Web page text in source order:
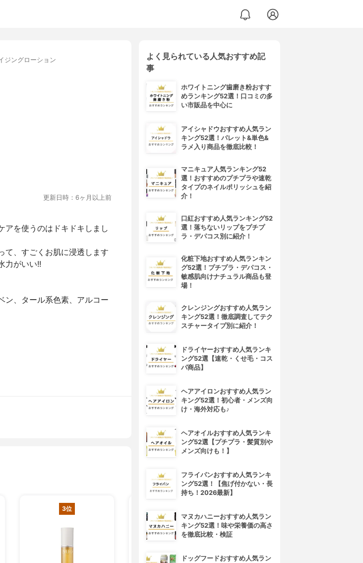
ジングローション
更新日時：6ヶ月以上前
アを使うのはドキドキしまし
て、すごくお肌に浸透します
力がいい!!
ン、タール系色素、アルコー
3位
よく見られている人気おすすめ記
事
ホワイトニング歯磨き粉おすす
めランキング52選！口コミの多
い市販品を中心に
アイシャドウおすすめ人気ラン
キング52選！パレット&単色&
ラメ入り商品を徹底比較！
マニキュア人気ランキング52
選！おすすめのプチプラや速乾
タイプのネイルポリッシュを紹
介！
口紅おすすめ人気ランキング52
選！落ちないリップをプチプ
ラ・デパコス別に紹介！
化粧下地おすすめ人気ランキン
グ52選！プチプラ・デパコス・
敏感肌向けナチュラル商品も登
場！
クレンジングおすすめ人気ラン
キング52選！徹底調査してテク
スチャータイプ別に紹介！
ドライヤーおすすめ人気ランキ
ング52選【速乾・くせ毛・コス
パ商品】
ヘアアイロンおすすめ人気ラン
キング52選！初心者・メンズ向
け・海外対応も♪
ヘアオイルおすすめ人気ランキ
ング52選【プチプラ・髪質別や
メンズ向けも！】
フライパンおすすめ人気ランキ
ング52選！【焦げ付かない・長
持ち！2026最新】
マヌカハニーおすすめ人気ラン
キング52選！味や栄養価の高さ
を徹底比較・検証
ドッグフードおすすめ人気ラン